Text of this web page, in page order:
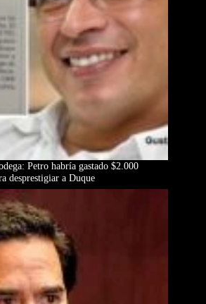
Petro habría gastado $2.000
desprestigiar a Duque